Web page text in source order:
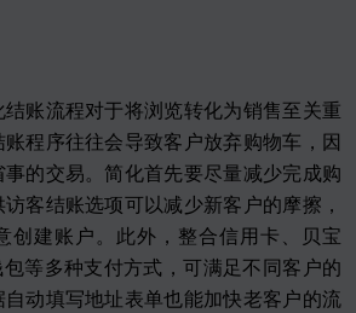
账流程对于将浏览转化为销售至关重
程序往往会导致客户放弃购物车，因
的交易。简化首先要尽量减少完成购
客结账选项可以减少新客户的摩擦，
创建账户。此外，整合信用卡、贝宝
包等多种支付方式，可满足不同客户的
动填写地址表单也能加快老客户的流